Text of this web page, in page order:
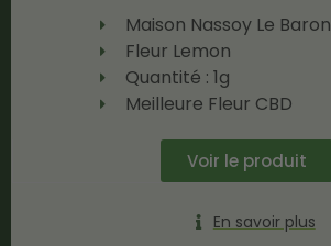
Maison Nassoy Le Baron
Fleur Lemon
Quantité : 1g
Meilleure Fleur CBD
Voir le produit
En savoir plus